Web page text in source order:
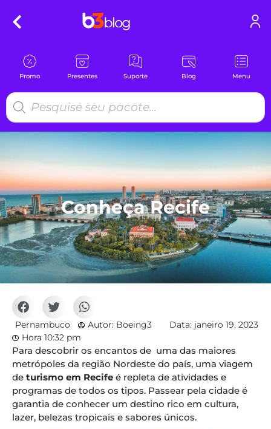
Promo Presentes Suporte Blog Menu
Conheça Recife
Pernambuco Autor: Boeing3 Data: janeiro 19, 2023
Hora 10:32 pm
Para descobrir os encantos de uma das maiores
metrópoles da região Nordeste do país, uma viagem
de turismo em Recife é repleta de atividades e
programas de todos os tipos. Passear pela cidade é
garantia de conhecer um destino rico em cultura,
lazer, belezas tropicais e sabores únicos.